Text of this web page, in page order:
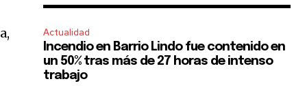
Actualidad
Incendio en Barrio Lindo fue contenido en
un 50% tras más de 27 horas de intenso
trabajo